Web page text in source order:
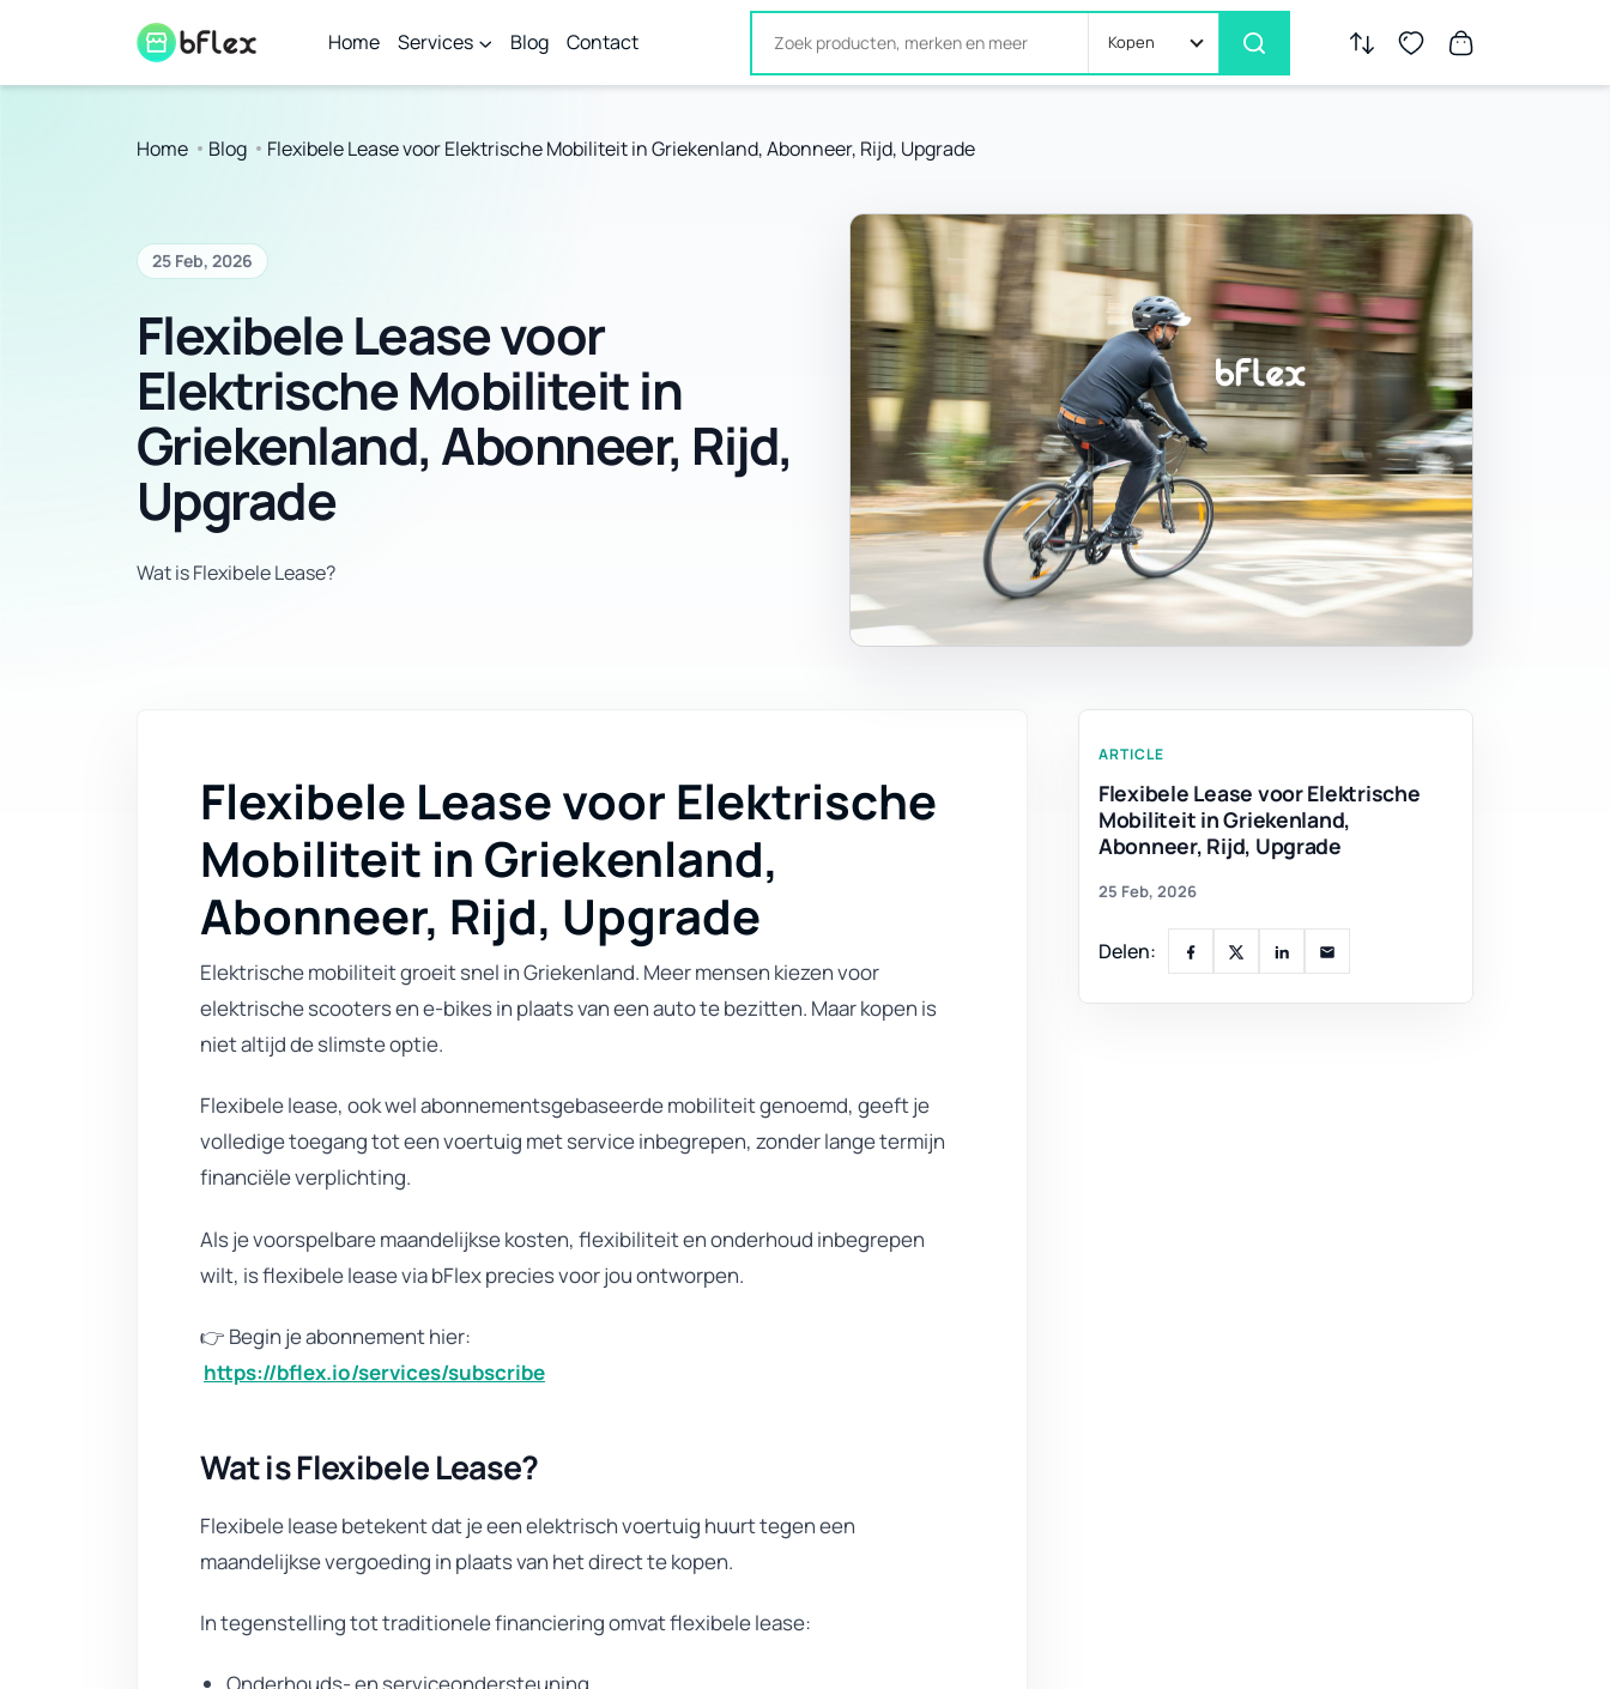
Home Services Blog Contact Kopen
Home Blog Flexibele Lease voor Elektrische Mobiliteit in Griekenland, Abonneer, Rijd, Upgrade
25 Feb, 2026
Flexibele Lease voor
Elektrische Mobiliteit in
Griekenland, Abonneer, Rijd,
Upgrade
Wat is Flexibele Lease?
Flexibele Lease voor Elektrische
Mobiliteit in Griekenland,
Abonneer, Rijd, Upgrade
Elektrische mobiliteit groeit snel in Griekenland. Meer mensen kiezen voor
elektrische scooters en e-bikes in plaats van een auto te bezitten. Maar kopen is
niet altijd de slimste optie.
Flexibele lease, ook wel abonnementsgebaseerde mobiliteit genoemd, geeft je
volledige toegang tot een voertuig met service inbegrepen, zonder lange termijn
financiële verplichting.
Als je voorspelbare maandelijkse kosten, flexibiliteit en onderhoud inbegrepen
wilt, is flexibele lease via bFlex precies voor jou ontworpen.
👉 Begin je abonnement hier:
https://bflex.io/services/subscribe
Wat is Flexibele Lease?
Flexibele lease betekent dat je een elektrisch voertuig huurt tegen een
maandelijkse vergoeding in plaats van het direct te kopen.
In tegenstelling tot traditionele financiering omvat flexibele lease:
ARTICLE
Flexibele Lease voor Elektrische
Mobiliteit in Griekenland,
Abonneer, Rijd, Upgrade
25 Feb, 2026
Delen: